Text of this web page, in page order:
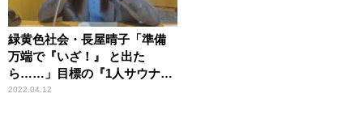
緑黄色社会・長屋晴子「準備
万端で『いざ！』 と出た
ら……」目標の『1人サウナ』
は叶わず「ごめんなさい！」
2022.04.12